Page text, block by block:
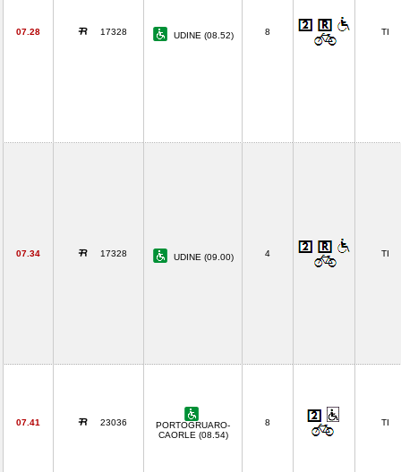
07.28 17328 UDINE (08.52) 8 TI
07.34 17328 UDINE (09.00) 4 TI
07.41 23036
PORTOGRUARO-
CAORLE (08.54)
8 TI